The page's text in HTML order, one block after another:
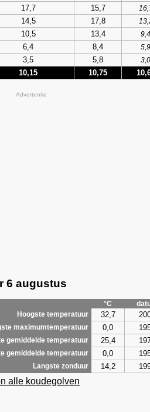
17,7 15,7
14,5 17,8
10,5 13,4
9,4
6,4 8,4
5,9
3,5 5,8 3,0
10,15 10,75
Advertentie
6 augustus
°C
Hoogste temperatuur
32,7
maximumtemperatuur 0,0
gemiddelde temperatuur 25,4
gemiddelde temperatuur 0,0
Langste zonduur 14,2
alle koudegolven